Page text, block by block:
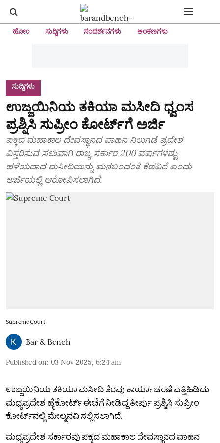
ಹೋಂ ಸುದ್ದಿಗಳು ಸಂದರ್ಶನಗಳು ಅಂಕಣಗಳು
ಸುದ್ದಿಗಳು
ಉಜ್ಜಯಿನಿಯ ತಕಿಯಾ ಮಸೀದಿ ಧ್ವಂಸ
ಪ್ರಶ್ನಿಸಿ ಸುಪ್ರೀಂ ಕೋರ್ಟ್‌ಗೆ ಅರ್ಜಿ
ಪಕ್ಕದ ಮಹಾಕಾಲ ದೇವಸ್ಥಾನದ ವಾಹನ ನಿಲುಗಡೆ ಪ್ರದೇಶ
ವಿಸ್ತರಿಸುವ ಸಲುವಾಗಿ ರಾಜ್ಯ ಸರ್ಕಾರ 200 ವರ್ಷಗಳಷ್ಟು
ಹಳೆಯದಾದ ಮಸೀದಿಯನ್ನು ಮನಬಂದಂತೆ ಕೆಡವಿದೆ ಎಂದು
ಅರ್ಜಿಯಲ್ಲಿ ಆರೋಪಿಸಲಾಗಿದೆ.
Supreme Court
Bar & Bench
Published on: 03 Nov 2025, 6:24 am
ಉಜ್ಜಯಿನಿಯ ತಕಿಯಾ ಮಸೀದಿ ತೆರವು ಕಾರ್ಯಾಚರಣೆ ಎತ್ತಿಹಿಡಿದು
ಮಧ್ಯಪ್ರದೇಶ ಹೈಕೋರ್ಟ್‌ ಈಚೆಗೆ ನೀಡಿದ್ದ ತೀರ್ಪು ಪ್ರಶ್ನಿಸಿ ಸುಪ್ರೀಂ
ಕೋರ್ಟ್‌ನಲ್ಲಿ ಮೇಲ್ಮನವಿ ಸಲ್ಲಿಸಲಾಗಿದೆ.
ಮಧ್ಯಪ್ರದೇಶ ಸರ್ಕಾರವು ಪಕ್ಕದ ಮಹಾಕಾಲ ದೇವಸ್ಥಾನದ ವಾಹನ